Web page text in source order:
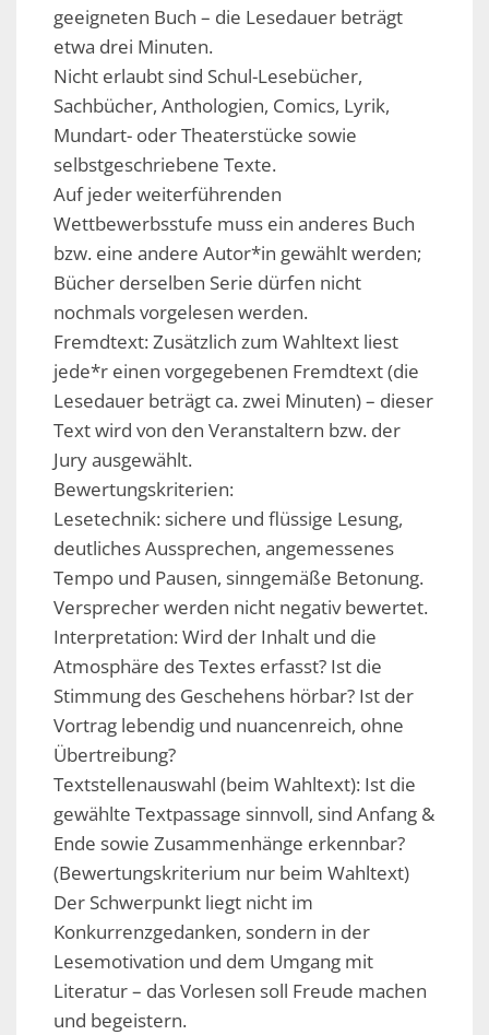
geeigneten Buch – die Lesedauer beträgt
etwa drei Minuten.
Nicht erlaubt sind Schul-Lesebücher,
Sachbücher, Anthologien, Comics, Lyrik,
Mundart- oder Theaterstücke sowie
selbstgeschriebene Texte.
Auf jeder weiterführenden
Wettbewerbsstufe muss ein anderes Buch
bzw. eine andere Autor*in gewählt werden;
Bücher derselben Serie dürfen nicht
nochmals vorgelesen werden.
Fremdtext: Zusätzlich zum Wahltext liest
jede*r einen vorgegebenen Fremdtext (die
Lesedauer beträgt ca. zwei Minuten) – dieser
Text wird von den Veranstaltern bzw. der
Jury ausgewählt.
Bewertungskriterien:
Lesetechnik: sichere und flüssige Lesung,
deutliches Aussprechen, angemessenes
Tempo und Pausen, sinngemäße Betonung.
Versprecher werden nicht negativ bewertet.
Interpretation: Wird der Inhalt und die
Atmosphäre des Textes erfasst? Ist die
Stimmung des Geschehens hörbar? Ist der
Vortrag lebendig und nuancenreich, ohne
Übertreibung?
Textstellenauswahl (beim Wahltext): Ist die
gewählte Textpassage sinnvoll, sind Anfang &
Ende sowie Zusammenhänge erkennbar?
(Bewertungskriterium nur beim Wahltext)
Der Schwerpunkt liegt nicht im
Konkurrenzgedanken, sondern in der
Lesemotivation und dem Umgang mit
Literatur – das Vorlesen soll Freude machen
und begeistern.